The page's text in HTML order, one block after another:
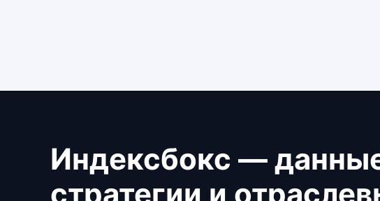
Индексбокс —
стратегии и